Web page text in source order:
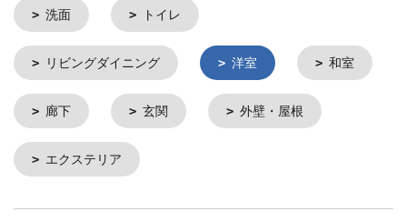
洗面 トイレ
リビングダイニング 洋室 和室
廊下 玄関 外壁・屋根
エクステリア